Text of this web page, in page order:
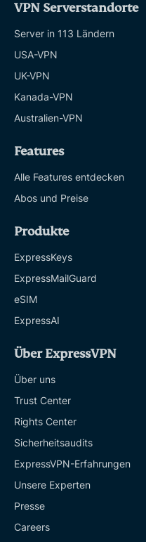
VPN Serverstandorte
Server in 113 Ländern
USA-VPN
UK-VPN
Kanada-VPN
Australien-VPN
Features
Alle Features entdecken
Abos und Preise
Produkte
ExpressKeys
ExpressMailGuard
eSIM
ExpressAI
Über ExpressVPN
Über uns
Trust Center
Rights Center
Sicherheitsaudits
ExpressVPN-Erfahrungen
Unsere Experten
Presse
Careers